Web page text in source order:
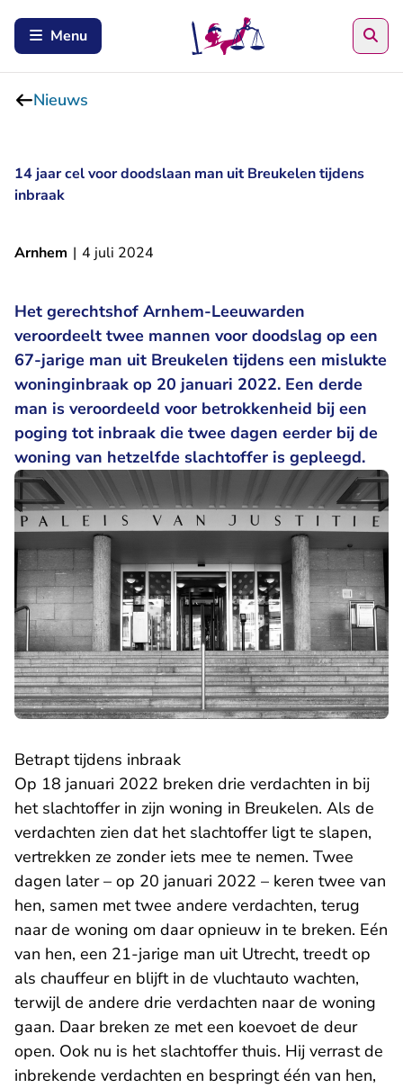
Menu
Nieuws
14 jaar cel voor doodslaan man uit Breukelen tijdens
inbraak
Arnhem | 4 juli 2024
Het gerechtshof Arnhem-Leeuwarden
veroordeelt twee mannen voor doodslag op een
67-jarige man uit Breukelen tijdens een mislukte
woninginbraak op 20 januari 2022. Een derde
man is veroordeeld voor betrokkenheid bij een
poging tot inbraak die twee dagen eerder bij de
woning van hetzelfde slachtoffer is gepleegd.
Betrapt tijdens inbraak
Op 18 januari 2022 breken drie verdachten in bij
het slachtoffer in zijn woning in Breukelen. Als de
verdachten zien dat het slachtoffer ligt te slapen,
vertrekken ze zonder iets mee te nemen. Twee
dagen later – op 20 januari 2022 – keren twee van
hen, samen met twee andere verdachten, terug
naar de woning om daar opnieuw in te breken. Eén
van hen, een 21-jarige man uit Utrecht, treedt op
als chauffeur en blijft in de vluchtauto wachten,
terwijl de andere drie verdachten naar de woning
gaan. Daar breken ze met een koevoet de deur
open. Ook nu is het slachtoffer thuis. Hij verrast de
inbrekende verdachten en bespringt één van hen,